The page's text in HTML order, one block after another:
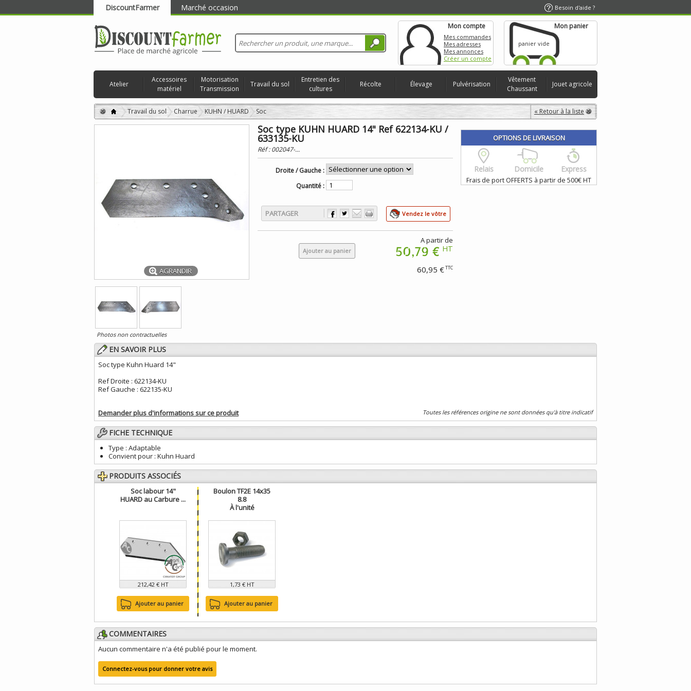
DiscountFarmer Marché occasion Besoin d'aide ?
RECHERCHER
Mon compte
Mes commandes
Mes adresses
Mes annonces
Créer un compte
Mon panier
panier vide
Atelier
Accessoires
matériel
Motorisation
Transmission
Travail du sol
Entretien des
cultures
Récolte Élevage Pulvérisation
Vêtement
Chaussant
Jouet agricole
« Retour à la liste
Travail du sol Charrue KUHN / HUARD Soc
AGRANDIR
Photos non contractuelles
Soc type KUHN HUARD 14" Ref 622134-KU /
633135-KU
Réf :002047-...
Droite / Gauche :
Quantité :
PARTAGER Vendez le vôtre
Ajouter au panier
A partir de
50,79 € HT
60,95 €TTC
OPTIONS DE LIVRAISON
Relais Domicile Express
Frais de port OFFERTS à partir de 500€ HT
EN SAVOIR PLUS
Soc type Kuhn Huard 14"
Ref Droite : 622134-KU
Ref Gauche : 622135-KU
Demander plus d'informations sur ce produit Toutes les références origine ne sont données qu'à titre indicatif
FICHE TECHNIQUE
Type : Adaptable
Convient pour : Kuhn Huard
PRODUITS ASSOCIÉS
Soc labour 14"
HUARD au Carbure ...
212,42 € HT
Ajouter au panier
Boulon TF2E 14x35
8.8
À l'unité
1,73 € HT
Ajouter au panier
COMMENTAIRES
Aucun commentaire n'a été publié pour le moment.
Connectez-vous pour donner votre avis